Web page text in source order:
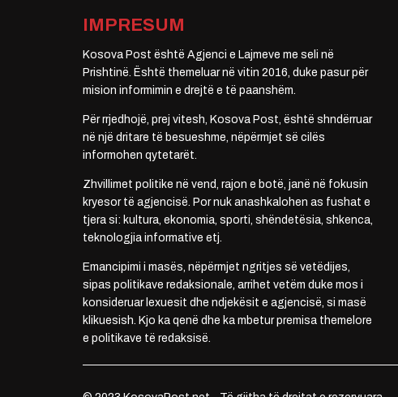
IMPRESUM
Kosova Post është Agjenci e Lajmeve me seli në
Prishtinë. Është themeluar në vitin 2016, duke pasur për
mision informimin e drejtë e të paanshëm.
Për rrjedhojë, prej vitesh, Kosova Post, është shndërruar
në një dritare të besueshme, nëpërmjet së cilës
informohen qytetarët.
Zhvillimet politike në vend, rajon e botë, janë në fokusin
kryesor të agjencisë. Por nuk anashkalohen as fushat e
tjera si: kultura, ekonomia, sporti, shëndetësia, shkenca,
teknologjia informative etj.
Emancipimi i masës, nëpërmjet ngritjes së vetëdijes,
sipas politikave redaksionale, arrihet vetëm duke mos i
konsideruar lexuesit dhe ndjekësit e agjencisë, si masë
klikuesish. Kjo ka qenë dhe ka mbetur premisa themelore
e politikave të redaksisë.